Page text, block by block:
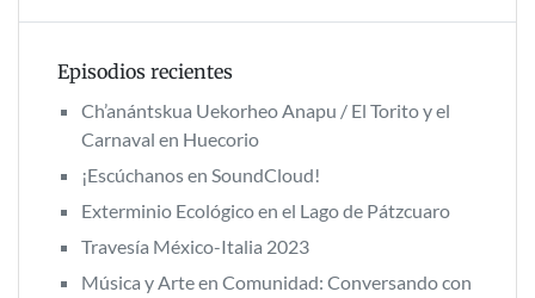
Episodios recientes
Ch’anántskua Uekorheo Anapu / El Torito y el
Carnaval en Huecorio
¡Escúchanos en SoundCloud!
Exterminio Ecológico en el Lago de Pátzcuaro
Travesía México-Italia 2023
Música y Arte en Comunidad: Conversando con